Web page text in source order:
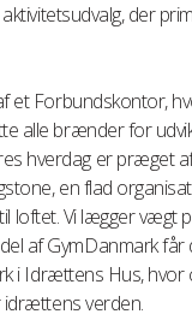
der
et Forbundskontor,
alle brænder for
hverdag er præget
en flad
loftet. Vi lægger vægt
af GymDanmark får
i Idrættens Hus, hvor
verden.